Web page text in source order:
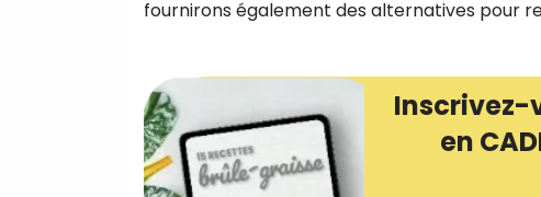
fournirons également des alternatives pour
Inscrivez-
en